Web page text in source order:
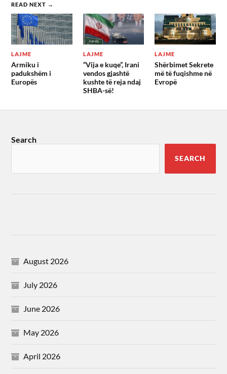
READ NEXT →
LAJME
Armiku i
padukshëm i
Europës
LAJME
“Vija e kuqe”, Irani
vendos gjashtë
kushte të reja ndaj
SHBA-së!
LAJME
Shërbimet Sekrete
më të fuqishme në
Evropë
Search
SEARCH
August 2026
July 2026
June 2026
May 2026
April 2026